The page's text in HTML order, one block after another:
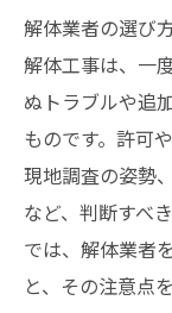
解体業者の選び
解体工事は、一
ぬトラブルや追
ものです。許可
現地調査の姿勢
など、判断すべ
では、解体業者
と、その注意点